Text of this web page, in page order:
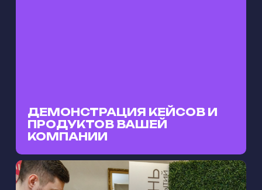
ДЕМОНСТРАЦИЯ КЕЙСОВ И
ПРОДУКТОВ ВАШЕЙ
КОМПАНИИ